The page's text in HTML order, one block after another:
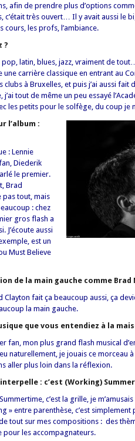
afin de prendre plus d’options
c’était très ouvert… Il y avait aussi le
cours, les profs, l’ambiance.
?
latin, blues, jazz, vraiment de tout…
carrière classique en entrant au
à Bruxelles, et puis j’ai aussi fait
tout de même un peu essayé
les petits pour le solfège, du coup je
l’album :
: Lennie
Diederik
le premier.
Brad
pas tout, mais
: chez
gros flash a
J’écoute aussi
est un
Must Believe
de la main gauche comme Brad
fait ça beaucoup aussi, ça
la main gauche.
que vous entendiez à la
fan, mon plus grand flash musical
naturellement, je jouais ce morceau à
aller plus loin dans la réflexion.
: c’est (Working)
c’est la grille, je
» entre parenthèse, c’est simplement
tout sur mes compositions : des
pour les accompagnateurs.